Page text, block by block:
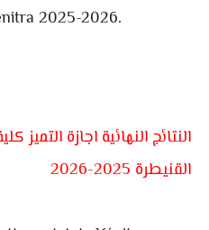
2025-2026.
النتائج النهائية اجازة التميز
القنيطرة 2025-2026